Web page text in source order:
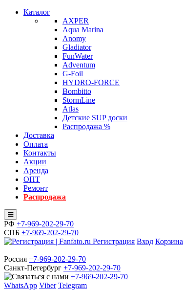
Каталог
AXPER
Aqua Marina
Anomy
Gladiator
FunWater
Adventum
G-Foil
HYDRO-FORCE
Bombitto
StormLine
Atlas
Детские SUP доски
Распродажа %
Доставка
Оплата
Контакты
Акции
Аренда
ОПТ
Ремонт
Распродажа
РФ +7-969-202-29-70
СПБ +7-969-202-29-70
Регистрация Вход Корзина
Россия +7-969-202-29-70
Санкт-Петербург +7-969-202-29-70
+7-969-202-29-70
WhatsApp Viber Telegram